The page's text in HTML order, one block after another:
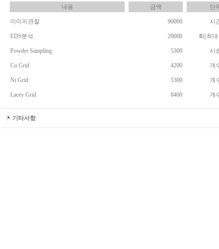
내용 금액 단
이미지관찰 90000 시
EDS분석 20000 회(최대
Powder Sampling 5300 시
Cu Grid 4200 개
Ni Grid 5300 개
Lacey Grid 8400 개
기타사항